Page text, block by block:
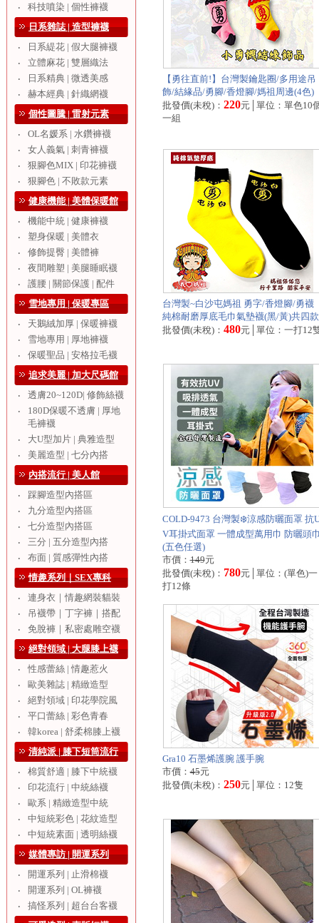
‧
科技噴染 | 個性褲襪
日系雜誌 | 造型褲襪
‧
日系緹花 | 假大腿褲襪
‧
立體麻花 | 雙層織法
‧
日系精典 | 微透美感
‧
赫本經典 | 針織網襪
個性圖騰 | 雷射元素
‧
OL名媛系 | 水鑽褲襪
‧
女人義氣 | 刺青褲襪
‧
狠腳色MIX | 印花褲襪
‧
狠腳色 | 不敗款元素
健康機能 | 美體保暖館
‧
機能中統 | 健康褲襪
‧
塑身保暖 | 美體衣
‧
修飾提臀 | 美體褲
‧
夜間雕塑 | 美腿睡眠襪
‧
護腰 | 關節保護 | 配件
雪地專用 | 保暖專區
‧
天鵝絨加厚 | 保暖褲襪
‧
雪地專用 | 厚地褲襪
‧
保暖聖品 | 安格拉毛襪
追求美麗 | 加大尺碼館
‧
透膚20~120D| 修飾絲襪
‧
180D保暖不透膚 | 厚地
毛褲襪
‧
大U型加片 | 典雅造型
‧
美麗造型 | 七分內搭
內搭流行 | 美人館
‧
踩腳造型內搭區
‧
九分造型內搭區
‧
七分造型內搭區
‧
三分 | 五分造型內搭
‧
布面 | 質感彈性內搭
情趣系列｜SEX專科
‧
連身衣｜情趣網裝貓裝
‧
吊襪帶｜丁字褲｜搭配
‧
免脫褲｜私密處雕空襪
絕對領域 | 大腿膝上襪
‧
性感蕾絲 | 情趣惹火
‧
歐美雜誌 | 精緻造型
‧
絕對領域 | 印花學院風
‧
平口蕾絲 | 彩色青春
‧
韓korea | 舒柔棉膝上襪
清純派 | 膝下短筒流行
‧
棉質舒適 | 膝下中統襪
‧
印花流行 | 中統絲襪
‧
歐系 | 精緻造型中統
‧
中短統彩色 | 花紋造型
‧
中短統素面 | 透明絲襪
媒體專訪 | 開運系列
‧
開運系列 | 止滑棉襪
‧
開運系列 | OL褲襪
‧
搞怪系列 | 超台台客襪
【勇往直前!】台灣製鑰匙圈/多用途吊
飾/結緣品/勇腳/香燈腳/媽祖周邊(4色)
批發價(未稅)： 220元│單位：單色10
一組
台灣製~白沙屯媽祖 勇字/香燈腳/勇襪
純棉耐磨厚底毛巾氣墊襪(黑/黃)共四款
批發價(未稅)： 480元│單位：一打12
COLD-9473 台灣製❄️涼感防曬面罩 抗
V耳掛式面罩 一體成型萬用巾 防曬頭
(五色任選)
市價：149元
批發價(未稅)： 780元│單位：(單色)一
打12條
Gra10 石墨烯護腕 護手腕
市價：45元
批發價(未稅)： 250元│單位：12隻